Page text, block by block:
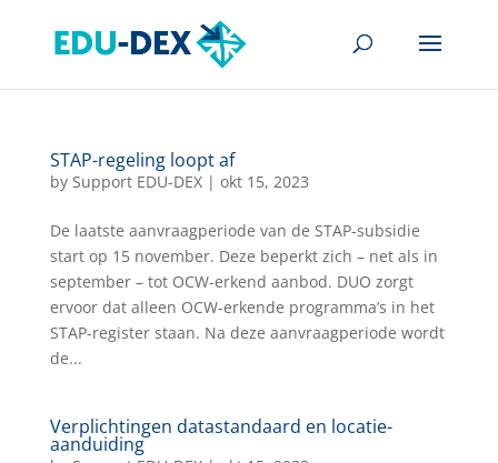
STAP-regeling loopt af
by Support EDU-DEX| okt 15, 2023
De laatste aanvraagperiode van de STAP-subsidie
start op 15 november. Deze beperkt zich – net als in
september – tot OCW-erkend aanbod. DUO zorgt
ervoor dat alleen OCW-erkende programma’s in het
STAP-register staan. Na deze aanvraagperiode wordt
de...
Verplichtingen datastandaard en locatie-
aanduiding